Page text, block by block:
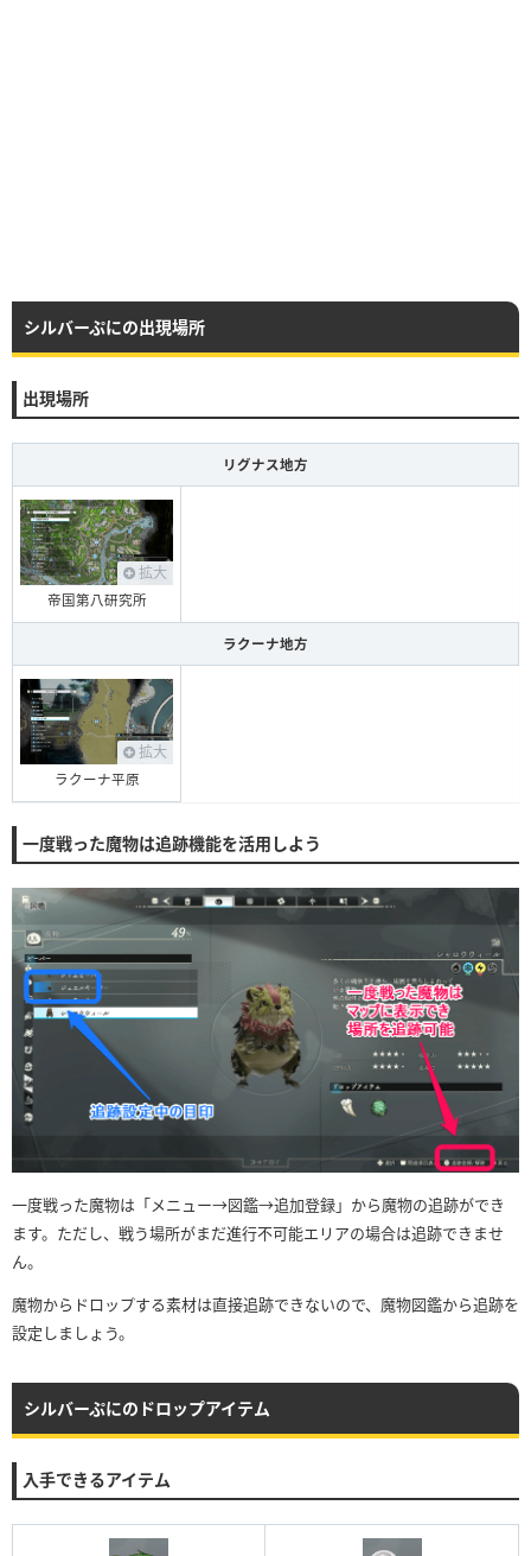
シルバーぷにの出現場所
出現場所
リグナス地方
拡大
帝国第八研究所
ラクーナ地方
拡大
ラクーナ平原
一度戦った魔物は追跡機能を活用しよう
一度戦った魔物は「メニュー→図鑑→追加登録」から魔物の追跡ができ
ます。ただし、戦う場所がまだ進行不可能エリアの場合は追跡できませ
ん。
魔物からドロップする素材は直接追跡できないので、魔物図鑑から追跡を
設定しましょう。
シルバーぷにのドロップアイテム
入手できるアイテム